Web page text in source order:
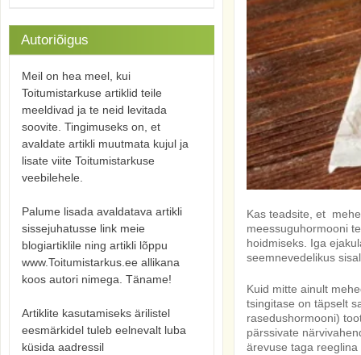
Kas teadsite, et
meessuguhormooni
hoidmiseks. Iga
seemnevedelikus
Kuid mitte ainult
tsingitase on täpselt
rasedushormooni)
pärssivate
ärevuse taga
Autoriõigus
Meil on hea meel, kui
Toitumistarkuse artiklid teile
meeldivad ja te neid levitada
soovite. Tingimuseks on, et
avaldate artikli muutmata kujul ja
lisate viite Toitumistarkuse
veebilehele.
Palume lisada avaldatava artikli
sissejuhatusse link meie
blogiartiklile ning artikli lõppu
www.Toitumistarkus.ee allikana
koos autori nimega. Täname!
Artiklite kasutamiseks ärilistel
eesmärkidel tuleb eelnevalt luba
küsida aadressil